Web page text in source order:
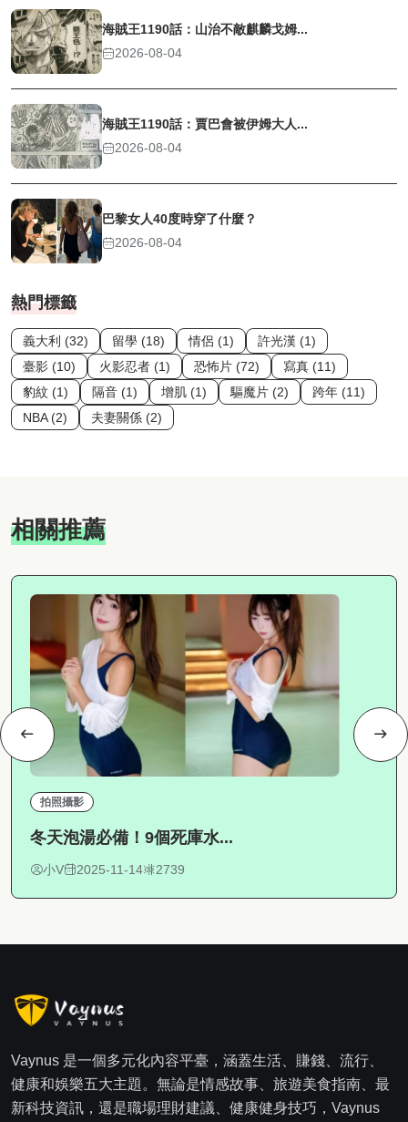
海賊王1190話：山治不敵麒麟戈姆...
2026-08-04
海賊王1190話：賈巴會被伊姆大人...
2026-08-04
巴黎女人40度時穿了什麼？
2026-08-04
熱門標籤
義大利 (32) 留學 (18) 情侶 (1)
許光漢 (1)
臺影 (10)
火影忍者 (1) 恐怖片 (72)
寫真 (11)
豹紋 (1)
隔音 (1) 增肌 (1) 驅魔片 (2)
跨年 (11)
NBA (2)
夫妻關係 (2)
相關推薦
拍照攝影
冬天泡湯必備！9個死庫水...
小V 2025-11-14 2739
Vaynus 是一個多元化內容平臺，涵蓋生活、賺錢、流行、
健康和娛樂五大主題。無論是情感故事、旅遊美食指南、最
新科技資訊，還是職場理財建議、健康健身技巧，Vaynus